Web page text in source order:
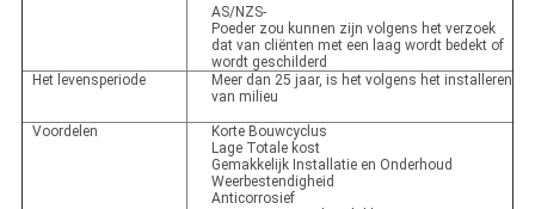
AS/NZS-
Poeder zou kunnen zijn volgens het verzoek
dat van cliënten met een laag wordt bedekt of
wordt geschilderd
Het levensperiode
Meer dan 25 jaar, is het volgens het installeren
van milieu
Voordelen
Korte Bouwcyclus
Lage Totale kost
Gemakkelijk Installatie en Onderhoud
Weerbestendigheid
Anticorrosief